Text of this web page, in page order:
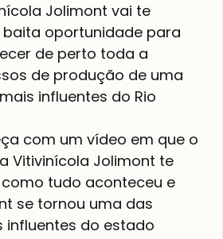
Jolimont vai te
oportunidade para
de perto toda a
de produção de uma
influentes do Rio
com um vídeo em que o
Vitivinícola Jolimont te
tudo aconteceu e
se tornou uma das
influentes do estado